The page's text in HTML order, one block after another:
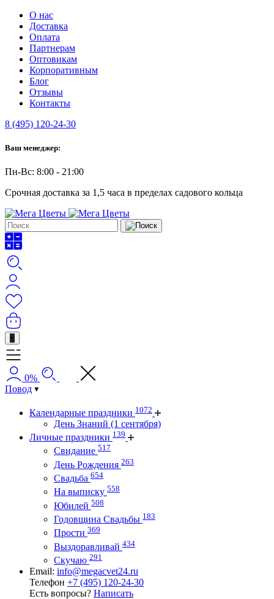
О нас
Доставка
Оплата
Партнерам
Оптовикам
Корпоративным
Блог
Отзывы
Контакты
8 (495) 120-24-30
Ваш менеджер:
Пн-Вс: 8:00 - 21:00
Срочная доставка за 1,5 часа в пределах садового кольца
+
0%
Повод
Календарные праздники 1072
День Знаний (1 сентября)
Личные праздники 139
Свидание 517
День Рождения 263
Свадьба 654
На выписку 558
Юбилей 508
Годовщина Свадьбы 183
Прости 369
Выздоравливай 434
Скучаю 291
Email: info@megacvet24.ru
Телефон +7 (495) 120-24-30
Есть вопросы? Написать